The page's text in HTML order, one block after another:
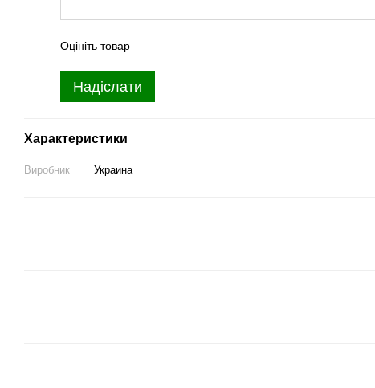
Оцініть товар
Надіслати
Характеристики
Виробник Украина